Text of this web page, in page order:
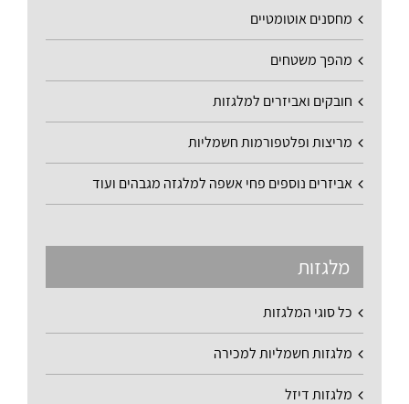
מחסנים אוטומטיים
מהפך משטחים
חובקים ואביזרים למלגזות
מריצות ופלטפורמות חשמליות
אביזרים נוספים פחי אשפה למלגזה מגבהים ועוד
מלגזות
כל סוגי המלגזות
מלגזות חשמליות למכירה
מלגזות דיזל